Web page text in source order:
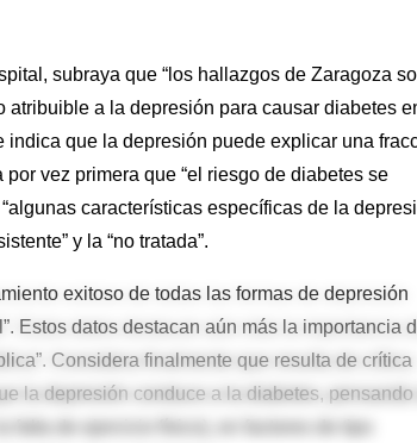
subraya que “los hallazgos de Zaragoza
atribuible a la depresión para causar diabetes
que la depresión puede explicar una
vez primera que “el riesgo de diabetes se
características específicas de la
y la “no tratada”.
exitoso de todas las formas de depresión
Estos datos destacan aún más la importancia
Considera finalmente que resulta de crítica
la depresión conduce a la diabetes, pensando